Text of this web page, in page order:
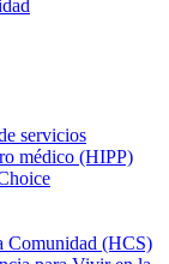
servicios
médico (HIPP)
Comunidad (HCS)